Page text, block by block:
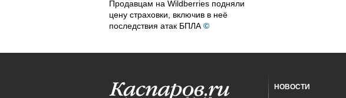
Продавцам на Wildberries подняли
цену страховки, включив в неё
последствия атак БПЛА ©
НОВОСТИ